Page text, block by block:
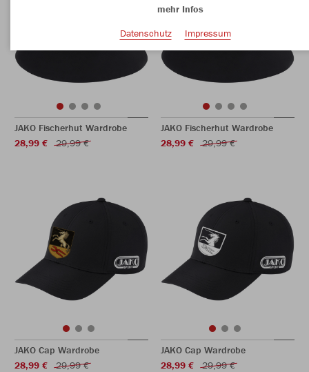
JAKO Fischerhut Wardrobe
28,99 €
29,99 €
JAKO Fischerhut Wardrobe
28,99 €
29,99 €
JAKO Cap Wardrobe
28,99 €
29,99 €
JAKO Cap Wardrobe
28,99 €
29,99 €
mehr Infos
Datenschutz
Impressum